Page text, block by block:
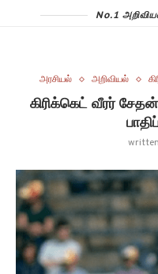
No.1
அரசியல் அறிவியல்
கிரிக்கெட் வீரர்